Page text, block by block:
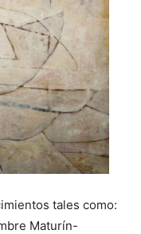
tales como:
Maturín-